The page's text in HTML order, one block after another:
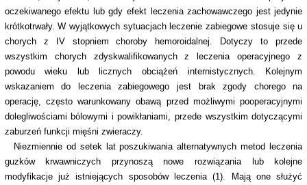
oczekiwanego efektu lub gdy efekt leczenia zachowawczego jest jedynie
krótkotrwały. W wyjątkowych sytuacjach leczenie zabiegowe stosuje się u
chorych z IV stopniem choroby hemoroidalnej. Dotyczy to przede
wszystkim chorych zdyskwalifikowanych z leczenia operacyjnego z
powodu wieku lub licznych obciążeń internistycznych. Kolejnym
wskazaniem do leczenia zabiegowego jest brak zgody chorego na
operację, często warunkowany obawą przed możliwymi pooperacyjnymi
dolegliwościami bólowymi i powikłaniami, przede wszystkim dotyczącymi
zaburzeń funkcji mięśni zwieraczy.
Niezmiennie od setek lat poszukiwania alternatywnych metod leczenia
guzków krwawniczych przynoszą nowe rozwiązania lub kolejne
modyfikacje już istniejących sposobów leczenia (1). Mają one służyć